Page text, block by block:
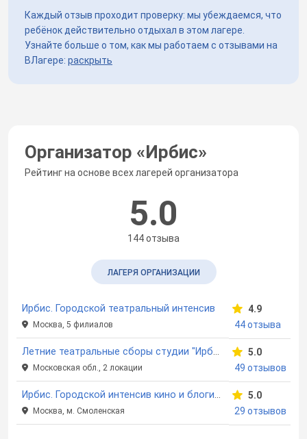
Каждый отзыв проходит проверку: мы убеждаемся, что
ребёнок действительно отдыхал в этом лагере.
Узнайте больше о том, как мы работаем с отзывами на
ВЛагере: раскрыть
Организатор «Ирбис»
Рейтинг на основе всех лагерей организатора
5.0
144 отзыва
ЛАГЕРЯ ОРГАНИЗАЦИИ
Ирбис. Городской театральный интенсив
Москва, 5 филиалов
4.9
44 отзыва
Летние театральные сборы студии "Ирбис"
Московская обл., 2 локации
5.0
49 отзывов
Ирбис. Городской интенсив кино и блогинга в ЦАО
Москва, м. Смоленская
5.0
29 отзывов